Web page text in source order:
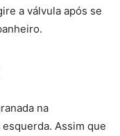
a válvula após se
na
Assim que